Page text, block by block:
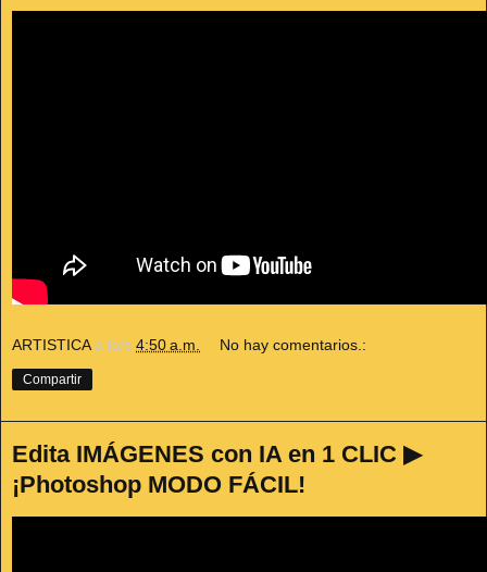
ARTISTICA a la/s 4:50 a.m. No hay comentarios.:
Compartir
Edita IMÁGENES con IA en 1 CLIC ▶
¡Photoshop MODO FÁCIL!